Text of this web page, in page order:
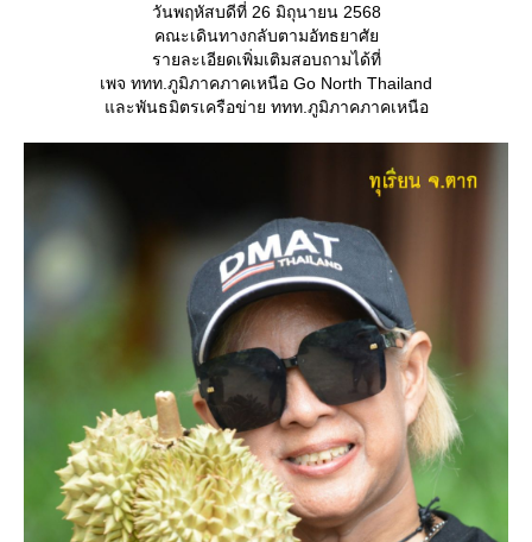
วันพฤหัสบดีที่ 26 มิถุนายน 2568
คณะเดินทางกลับตามอัทธยาศั
รายละเอียดเพิ่มเติมสอบถามได้ที่
เพจ ททท.ภูมิภาคภาคเหนือ Go North Thailand
ละพันธมิตรเครือข่าย ททท.ภูมิภาคภาคเหนือ